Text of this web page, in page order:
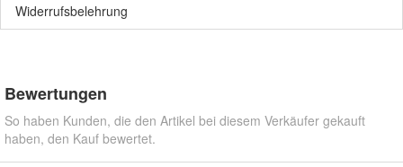
Widerrufsbelehrung
Bewertungen
So haben Kunden, die den Artikel bei diesem Verkäufer gekauft
haben, den Kauf bewertet.